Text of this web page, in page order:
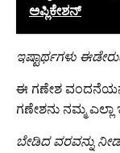
ಅಪ್ಲಿಕೇಶನ್
​ಇಷ್ಟಾರ್ಥಗಳು
ಈ ಗಣೇಶ
ಗಣೇಶನು ನಮ್ಮ ಎಲ್ಲಾ
​ಬೇಡಿದ ವರವನ್ನು